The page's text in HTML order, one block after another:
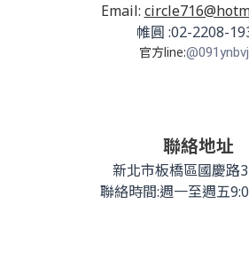
Email:
帷圓 :02-2208-
官方line:@091ynbvj
聯絡地址
新北市板橋區國慶路
聯絡時間:週一至週五